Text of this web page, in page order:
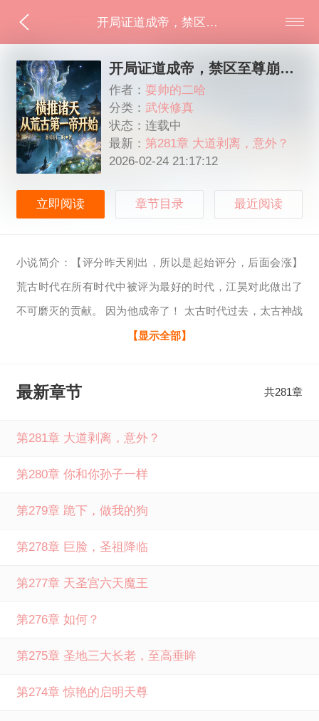
开局证道成帝，禁区至尊崩溃了
开局证道成帝，禁区至尊崩溃了
作者：耍帅的二哈
分类：武侠修真
状态：连载中
最新： 第281章 大道剥离，意外？
2026-02-24 21:17:12
立即阅读 章节目录 最近阅读
小说简介：【评分昨天刚出，所以是起始评分，后面会涨】
荒古时代在所有时代中被评为最好的时代，江昊对此做出了
不可磨灭的贡献。 因为他成帝了！ 太古时代过去，太古神战
结束，黄金大世降临，江昊穿越来到荒古初期，开局就准备
独断万古。 常驻世间几十万年，禁区至尊们崩溃了，“这家伙
由笔下文学提供，如果您喜欢开局证道成帝，禁区至尊崩溃
免费阅读。
【显示全部】
最新章节 共281章
第281章 大道剥离，意外？
第280章 你和你孙子一样
第279章 跪下，做我的狗
第278章 巨脸，圣祖降临
第277章 天圣宫六天魔王
第276章 如何？
第275章 圣地三大长老，至高垂眸
第274章 惊艳的启明天尊